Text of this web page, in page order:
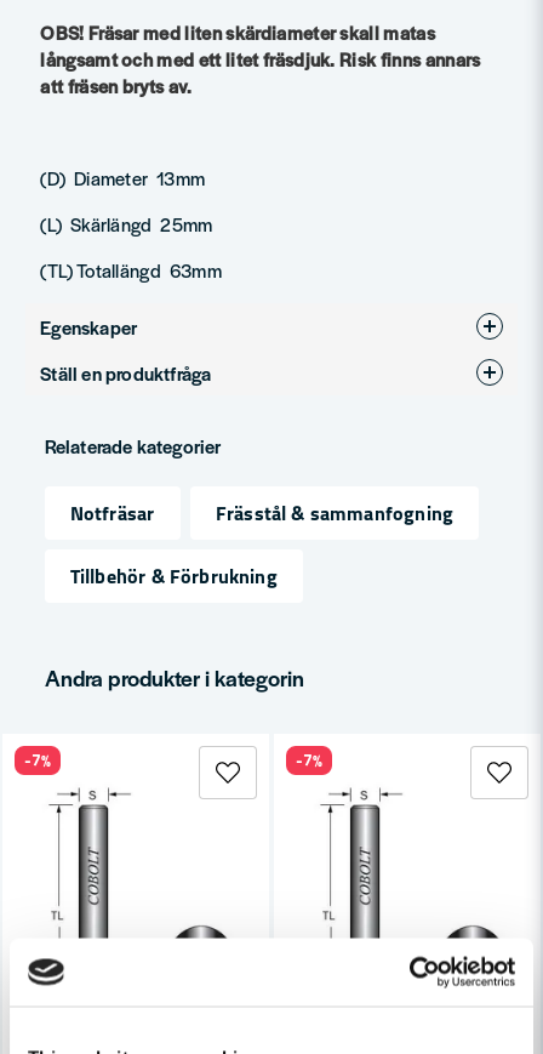
OBS! Fräsar med liten skärdiameter skall matas
långsamt och med ett litet fräsdjuk. Risk finns annars
att fräsen bryts av.
(D) Diameter 13mm
(L) Skärlängd 25mm
(TL) Totallängd 63mm
Egenskaper
Produkttyp
Ställ en produktfråga
Fråga oss något om denna produkten...
Namn
Ja, ni får publicera min fråga
Relaterade kategorier
Notfräsar
Frässtål & sammanfogning
Tillbehör & Förbrukning
Andra produkter i kategorin
-7% -7%